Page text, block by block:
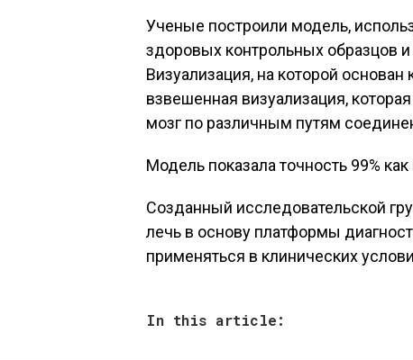
Ученые построили модель,
здоровых контрольных образцов
Визуализация, на которой
взвешенная визуализация,
мозг по различным путям
Модель показала точность 99%
Созданный исследовательской
лечь в основу платформы
применяться в клинических
In this article: